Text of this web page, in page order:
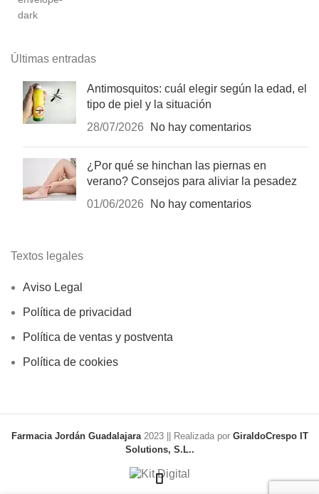
Últimas entradas
Antimosquitos: cuál elegir según la edad, el
tipo de piel y la situación
28/07/2026
No hay comentarios
¿Por qué se hinchan las piernas en
verano? Consejos para aliviar la pesadez
01/06/2026
No hay comentarios
Textos legales
Aviso Legal
Política de privacidad
Política de ventas y postventa
Política de cookies
Farmacia Jordán Guadalajara 2023 || Realizada por GiraldoCrespo IT
Solutions, S.L..